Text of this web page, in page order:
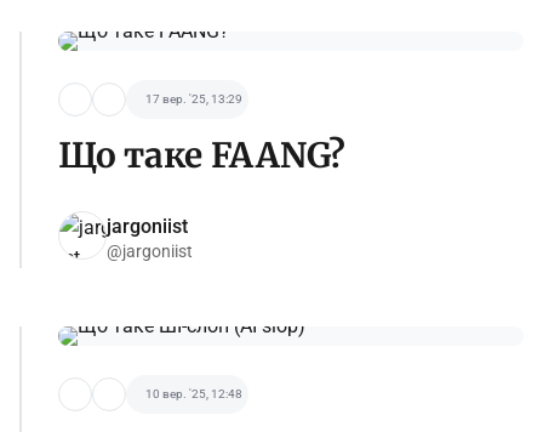
17 вер. '25, 13:29
Що таке FAANG?
jargoniist
@jargoniist
10 вер. '25, 12:48